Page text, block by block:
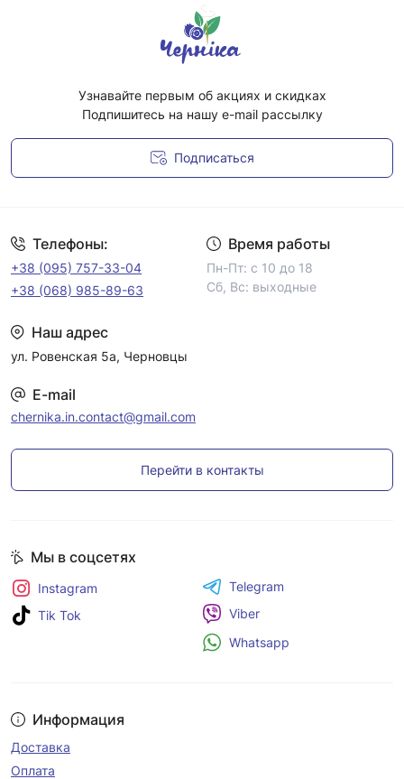
Узнавайте первым об акциях и скидках
Подпишитесь на нашу e-mail рассылку
Подписаться
Телефоны:
+38 (095) 757-33-04
+38 (068) 985-89-63
Время работы
Пн-Пт: с 10 до 18
Сб, Вс: выходные
Наш адрес
ул. Ровенская 5а, Черновцы
E-mail
chernika.in.contact@gmail.com
Перейти в контакты
Информация
Доставка
Оплата
Мы в соцсетях
Instagram
Tik Tok
Telegram
Viber
Whatsapp